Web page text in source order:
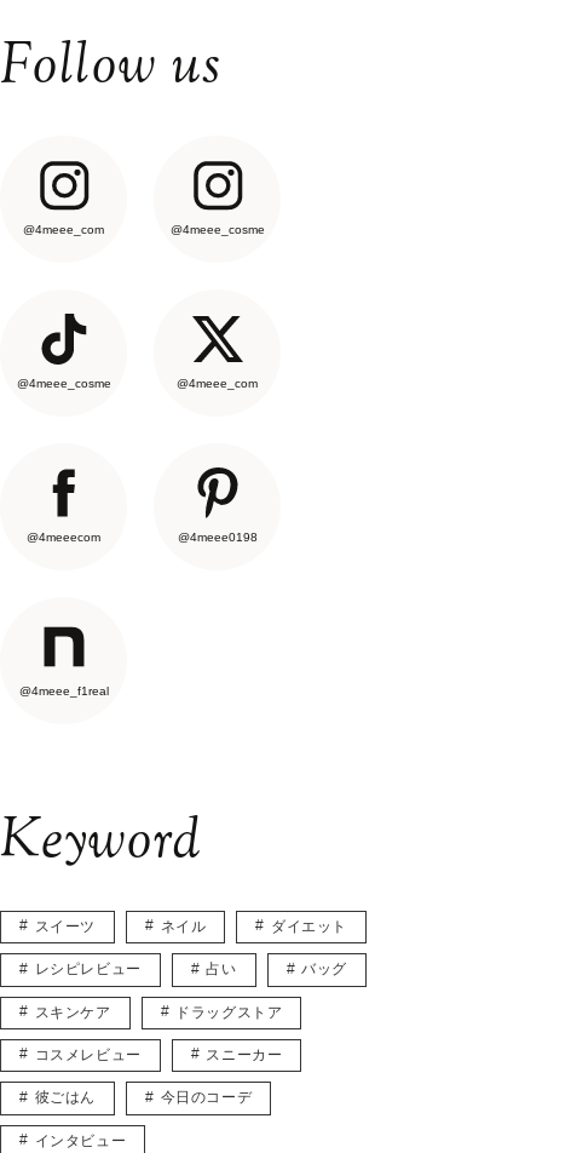
Follow us
@4meee_com @4meee_cosme
@4meee_cosme @4meee_com
@4meeecom @4meee0198
@4meee_f1real
Keyword
スイーツ ネイル ダイエット
レシピレビュー 占い バッグ
スキンケア ドラッグストア
コスメレビュー スニーカー
彼ごはん 今日のコーデ
インタビュー